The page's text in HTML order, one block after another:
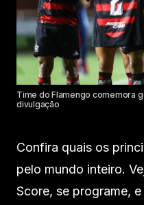
Time do Flamengo comemora
divulgação
Confira quais os
pelo mundo inteiro.
Score, se programe,